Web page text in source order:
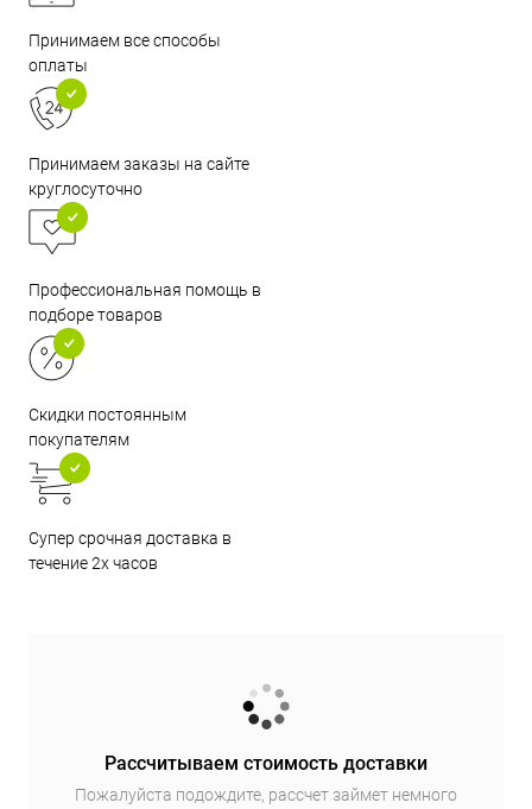
Принимаем все способы
оплаты
Принимаем заказы на сайте
круглосуточно
Профессиональная помощь в
подборе товаров
Скидки постоянным
покупателям
Супер срочная доставка в
течение 2х часов
Рассчитываем стоимость доставки
Пожалуйста подождите, рассчет займет немного